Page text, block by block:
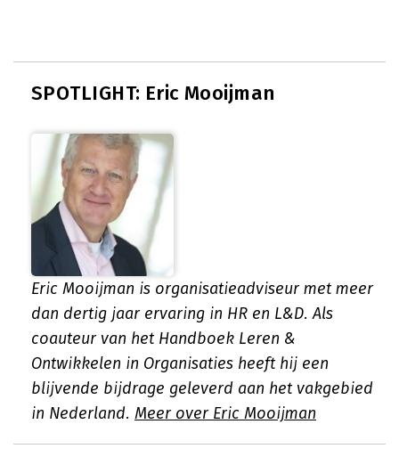
SPOTLIGHT: Eric Mooijman
Eric Mooijman is organisatieadviseur met meer
dan dertig jaar ervaring in HR en L&D. Als
coauteur van het Handboek Leren &
Ontwikkelen in Organisaties heeft hij een
blijvende bijdrage geleverd aan het vakgebied
in Nederland. Meer over Eric Mooijman